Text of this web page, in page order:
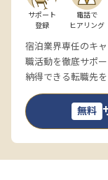
サポート
登録
電話で
ヒアリング
宿泊業界専任のキ
職活動を徹底サポ
納得できる転職先
無料